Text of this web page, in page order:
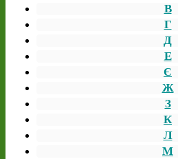
В
Г
Д
Е
Є
Ж
З
К
Л
М